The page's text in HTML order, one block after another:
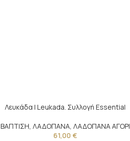
Λευκάδα | Leukada. Συλλογή Essential
ΒΑΠΤΙΣΗ, ΛΑΔΟΠΑΝΑ, ΛΑΔΟΠΑΝΑ ΑΓΟΡΙ
61,00 €